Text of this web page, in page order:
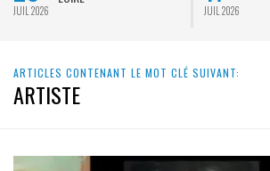
JUIL 2026 JUIL 2026
ARTICLES CONTENANT LE MOT CLÉ SUIVANT:
ARTISTE